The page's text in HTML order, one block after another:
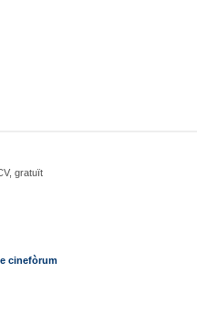
gratuït
cinefòrum